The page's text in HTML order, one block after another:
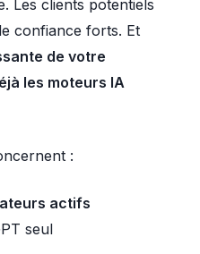
Les clients potentiels
confiance forts. Et
de votre
les moteurs IA
:
actifs
seul